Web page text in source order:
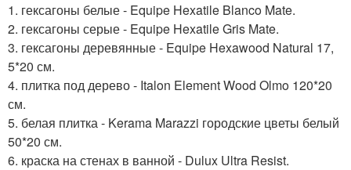
1. гексагоны белые - Equipe Hexatile Blanco Mate.
2. гексагоны серые - Equipe Hexatile Gris Mate.
3. гексагоны деревянные - Equipe Hexawood Natural 17,
5*20 см.
4. плитка под дерево - Italon Element Wood Olmo 120*20
см.
5. белая плитка - Kerama Marazzi городские цветы белый
50*20 см.
6. краска на стенах в ванной - Dulux Ultra Resist.